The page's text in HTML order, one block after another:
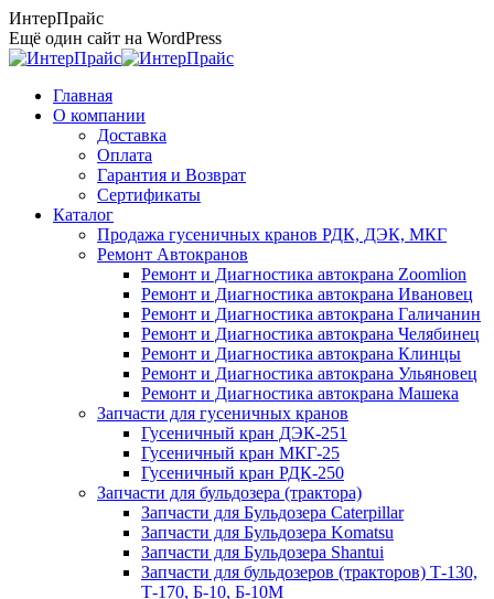
Перейти
к
содержанию
ИнтерПрайс
Ещё один сайт на WordPress
Главная
О компании
Доставка
Оплата
Гарантия и Возврат
Сертификаты
Каталог
Продажа гусеничных кранов РДК, ДЭК, МКГ
Ремонт Автокранов
Ремонт и Диагностика автокрана Zoomlion
Ремонт и Диагностика автокрана Ивановец
Ремонт и Диагностика автокрана Галичанин
Ремонт и Диагностика автокрана Челябинец
Ремонт и Диагностика автокрана Клинцы
Ремонт и Диагностика автокрана Ульяновец
Ремонт и Диагностика автокрана Машека
Запчасти для гусеничных кранов
Гусеничный кран ДЭК-251
Гусеничный кран МКГ-25
Гусеничный кран РДК-250
Запчасти для бульдозера (трактора)
Запчасти для Бульдозера Caterpillar
Запчасти для Бульдозера Komatsu
Запчасти для Бульдозера Shantui
Запчасти для бульдозеров (тракторов) Т-130,
Т-170, Б-10, Б-10М